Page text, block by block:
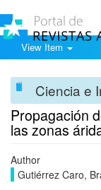
View Item
Ciencia e
Propagación
las zonas
Author
Gutiérrez Caro,